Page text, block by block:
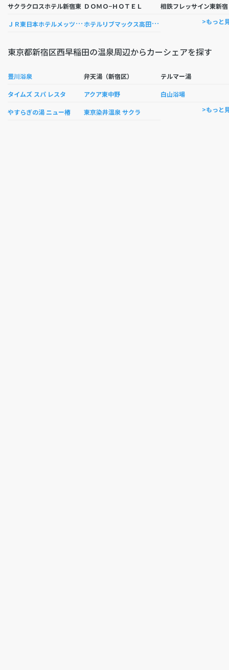
サクラクロスホテル新宿東 ＤＯＭＯ−ＨＯＴＥＬ
Ｊ
Ｒ東日本ホテルメッツ目白 ホ
テルリブマックス高田馬場駅前 >もっと
東京都新宿区西早稲田の温泉周辺からカーシェアを探す
豊川浴泉 弁天湯（新宿区） テルマー湯
タイムズ スパ レスタ アクア東中野 白山浴場
やすらぎの湯 ニュー椿 東京染井温泉 サクラ >もっと